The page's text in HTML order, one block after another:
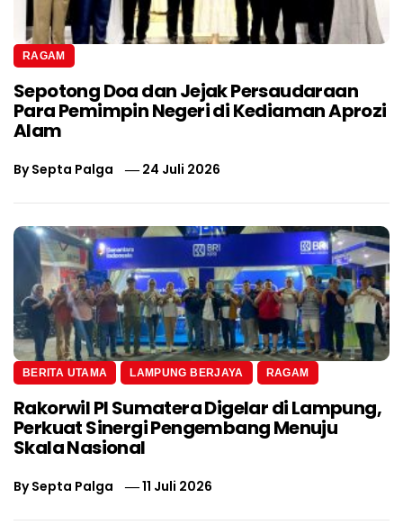
RAGAM
Sepotong Doa dan Jejak Persaudaraan
Para Pemimpin Negeri di Kediaman Aprozi
Alam
BySepta Palga 24 Juli 2026
BERITA UTAMA LAMPUNG BERJAYA RAGAM
Rakorwil PI Sumatera Digelar di Lampung,
Perkuat Sinergi Pengembang Menuju
Skala Nasional
BySepta Palga 11 Juli 2026